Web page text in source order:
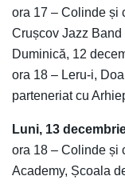
ora 17 – Colinde și
Crușcov Jazz Band
Duminică, 12
ora 18 – Leru-i,
parteneriat cu
Luni, 13
ora 18 – Colinde și
Academy, Școala